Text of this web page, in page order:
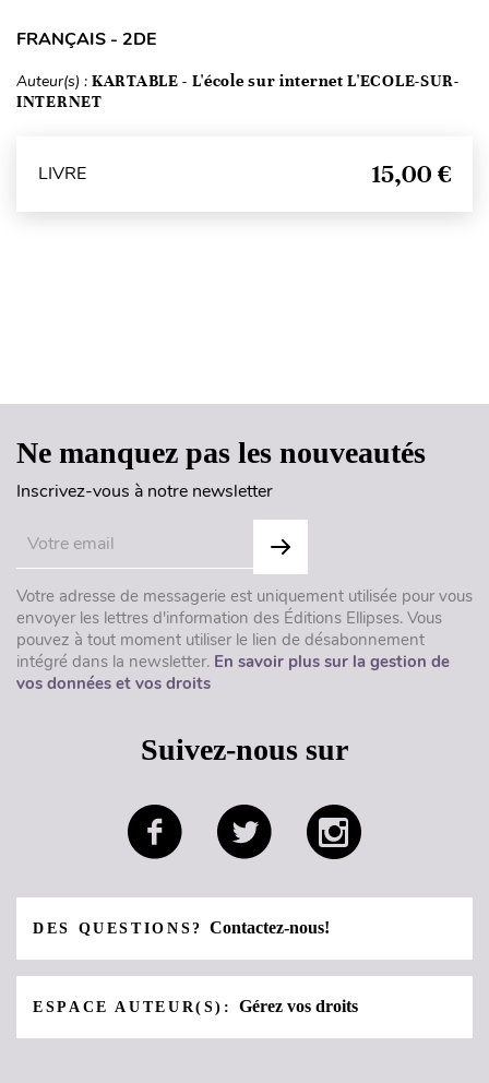
FRANÇAIS - 2DE
Auteur(s) : KARTABLE - L'école sur internet L'ECOLE-SUR-
INTERNET
LIVRE 15,00 €
Ne manquez pas les nouveautés
Inscrivez-vous à notre newsletter
Votre adresse de messagerie est uniquement utilisée pour vous
envoyer les lettres d'information des Éditions Ellipses. Vous
pouvez à tout moment utiliser le lien de désabonnement
intégré dans la newsletter. En savoir plus sur la gestion de
vos données et vos droits
Suivez-nous sur
DES QUESTIONS?Contactez-nous!
ESPACE AUTEUR(S):Gérez vos droits